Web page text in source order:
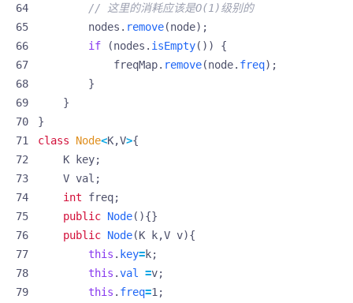
// 这里的消耗应该是O(1)级别的
nodes . remove(node);
if
(nodes . isEmpty())
{
freqMap. remove(node. freq);
}
}
}
class
Node<K,V>{
K key;
V val ;
int
freq;
public Node(){}
public Node(K k,V v){
this . key=k;
this .val =v;
this . freq=1 ;